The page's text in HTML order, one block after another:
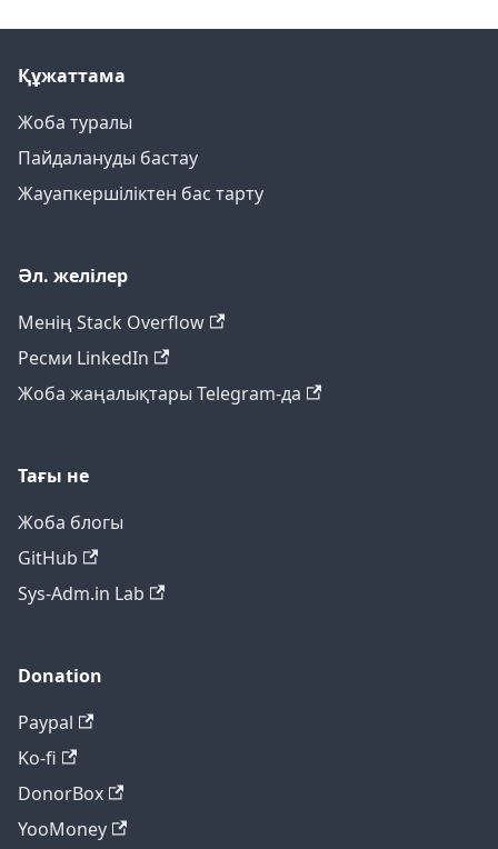
Құжаттама
Жоба туралы
Пайдалануды бастау
Жауапкершіліктен бас тарту
Әл. желілер
Менің Stack Overflow
Ресми LinkedIn
Жоба жаңалықтары Telegram-да
Тағы не
Жоба блогы
GitHub
Sys-Adm.in Lab
Donation
Paypal
Ko-fi
DonorBox
YooMoney